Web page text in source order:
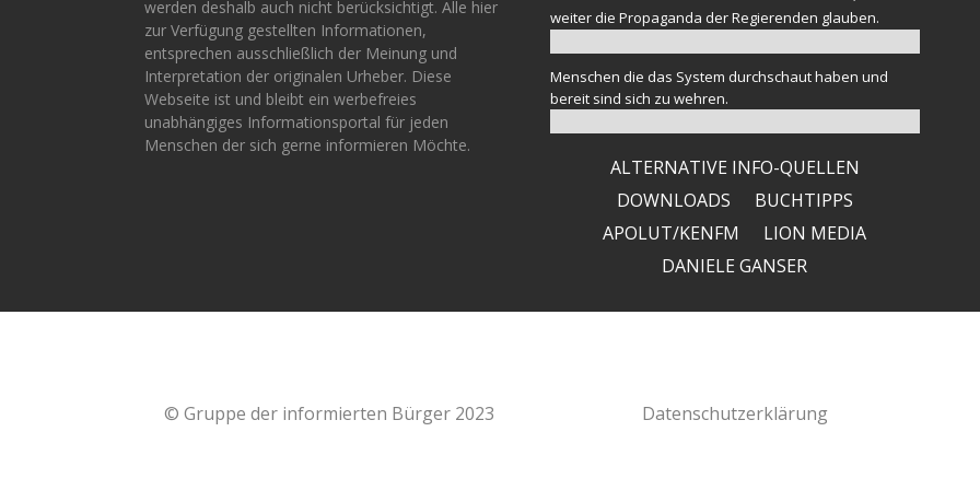
werden deshalb auch nicht berücksichtigt. Alle hier
zur Verfügung gestellten Informationen,
entsprechen ausschließlich der Meinung und
Interpretation der originalen Urheber. Diese
Webseite ist und bleibt ein werbefreies
unabhängiges Informationsportal für jeden
Menschen der sich gerne informieren Möchte.
weiter die Propaganda der Regierenden glauben.
Menschen die das System durchschaut haben und
bereit sind sich zu wehren.
ALTERNATIVE INFO-QUELLEN
DOWNLOADS
BUCHTIPPS
APOLUT/KENFM
LION MEDIA
DANIELE GANSER
© Gruppe der informierten Bürger 2023 Datenschutzerklärung